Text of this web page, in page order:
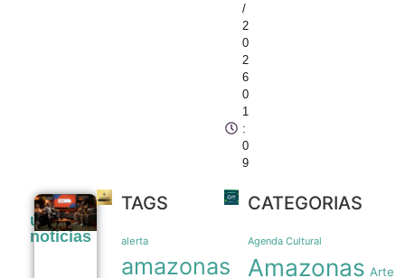
/
2
0
2
6
0
1
:
0
9
últimas
noticias
Educação
como pilar
no combate
TAGS
alerta
amazonas
CATEGORIAS
Agenda Cultural
Amazonas Arte